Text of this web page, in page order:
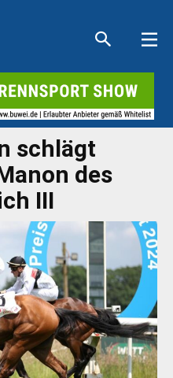
schlägt
des
III